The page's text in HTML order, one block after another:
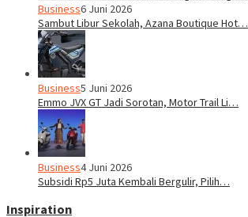
Business6 Juni 2026
Sambut Libur Sekolah, Azana Boutique Hot…
Business5 Juni 2026
Emmo JVX GT Jadi Sorotan, Motor Trail Li…
Business4 Juni 2026
Subsidi Rp5 Juta Kembali Bergulir, Pilih…
Inspiration